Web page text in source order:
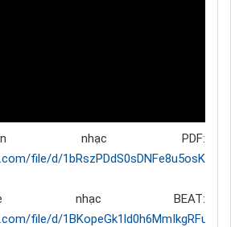
nhạc PDF:
file/d/
nhạc BEAT:
file/d/